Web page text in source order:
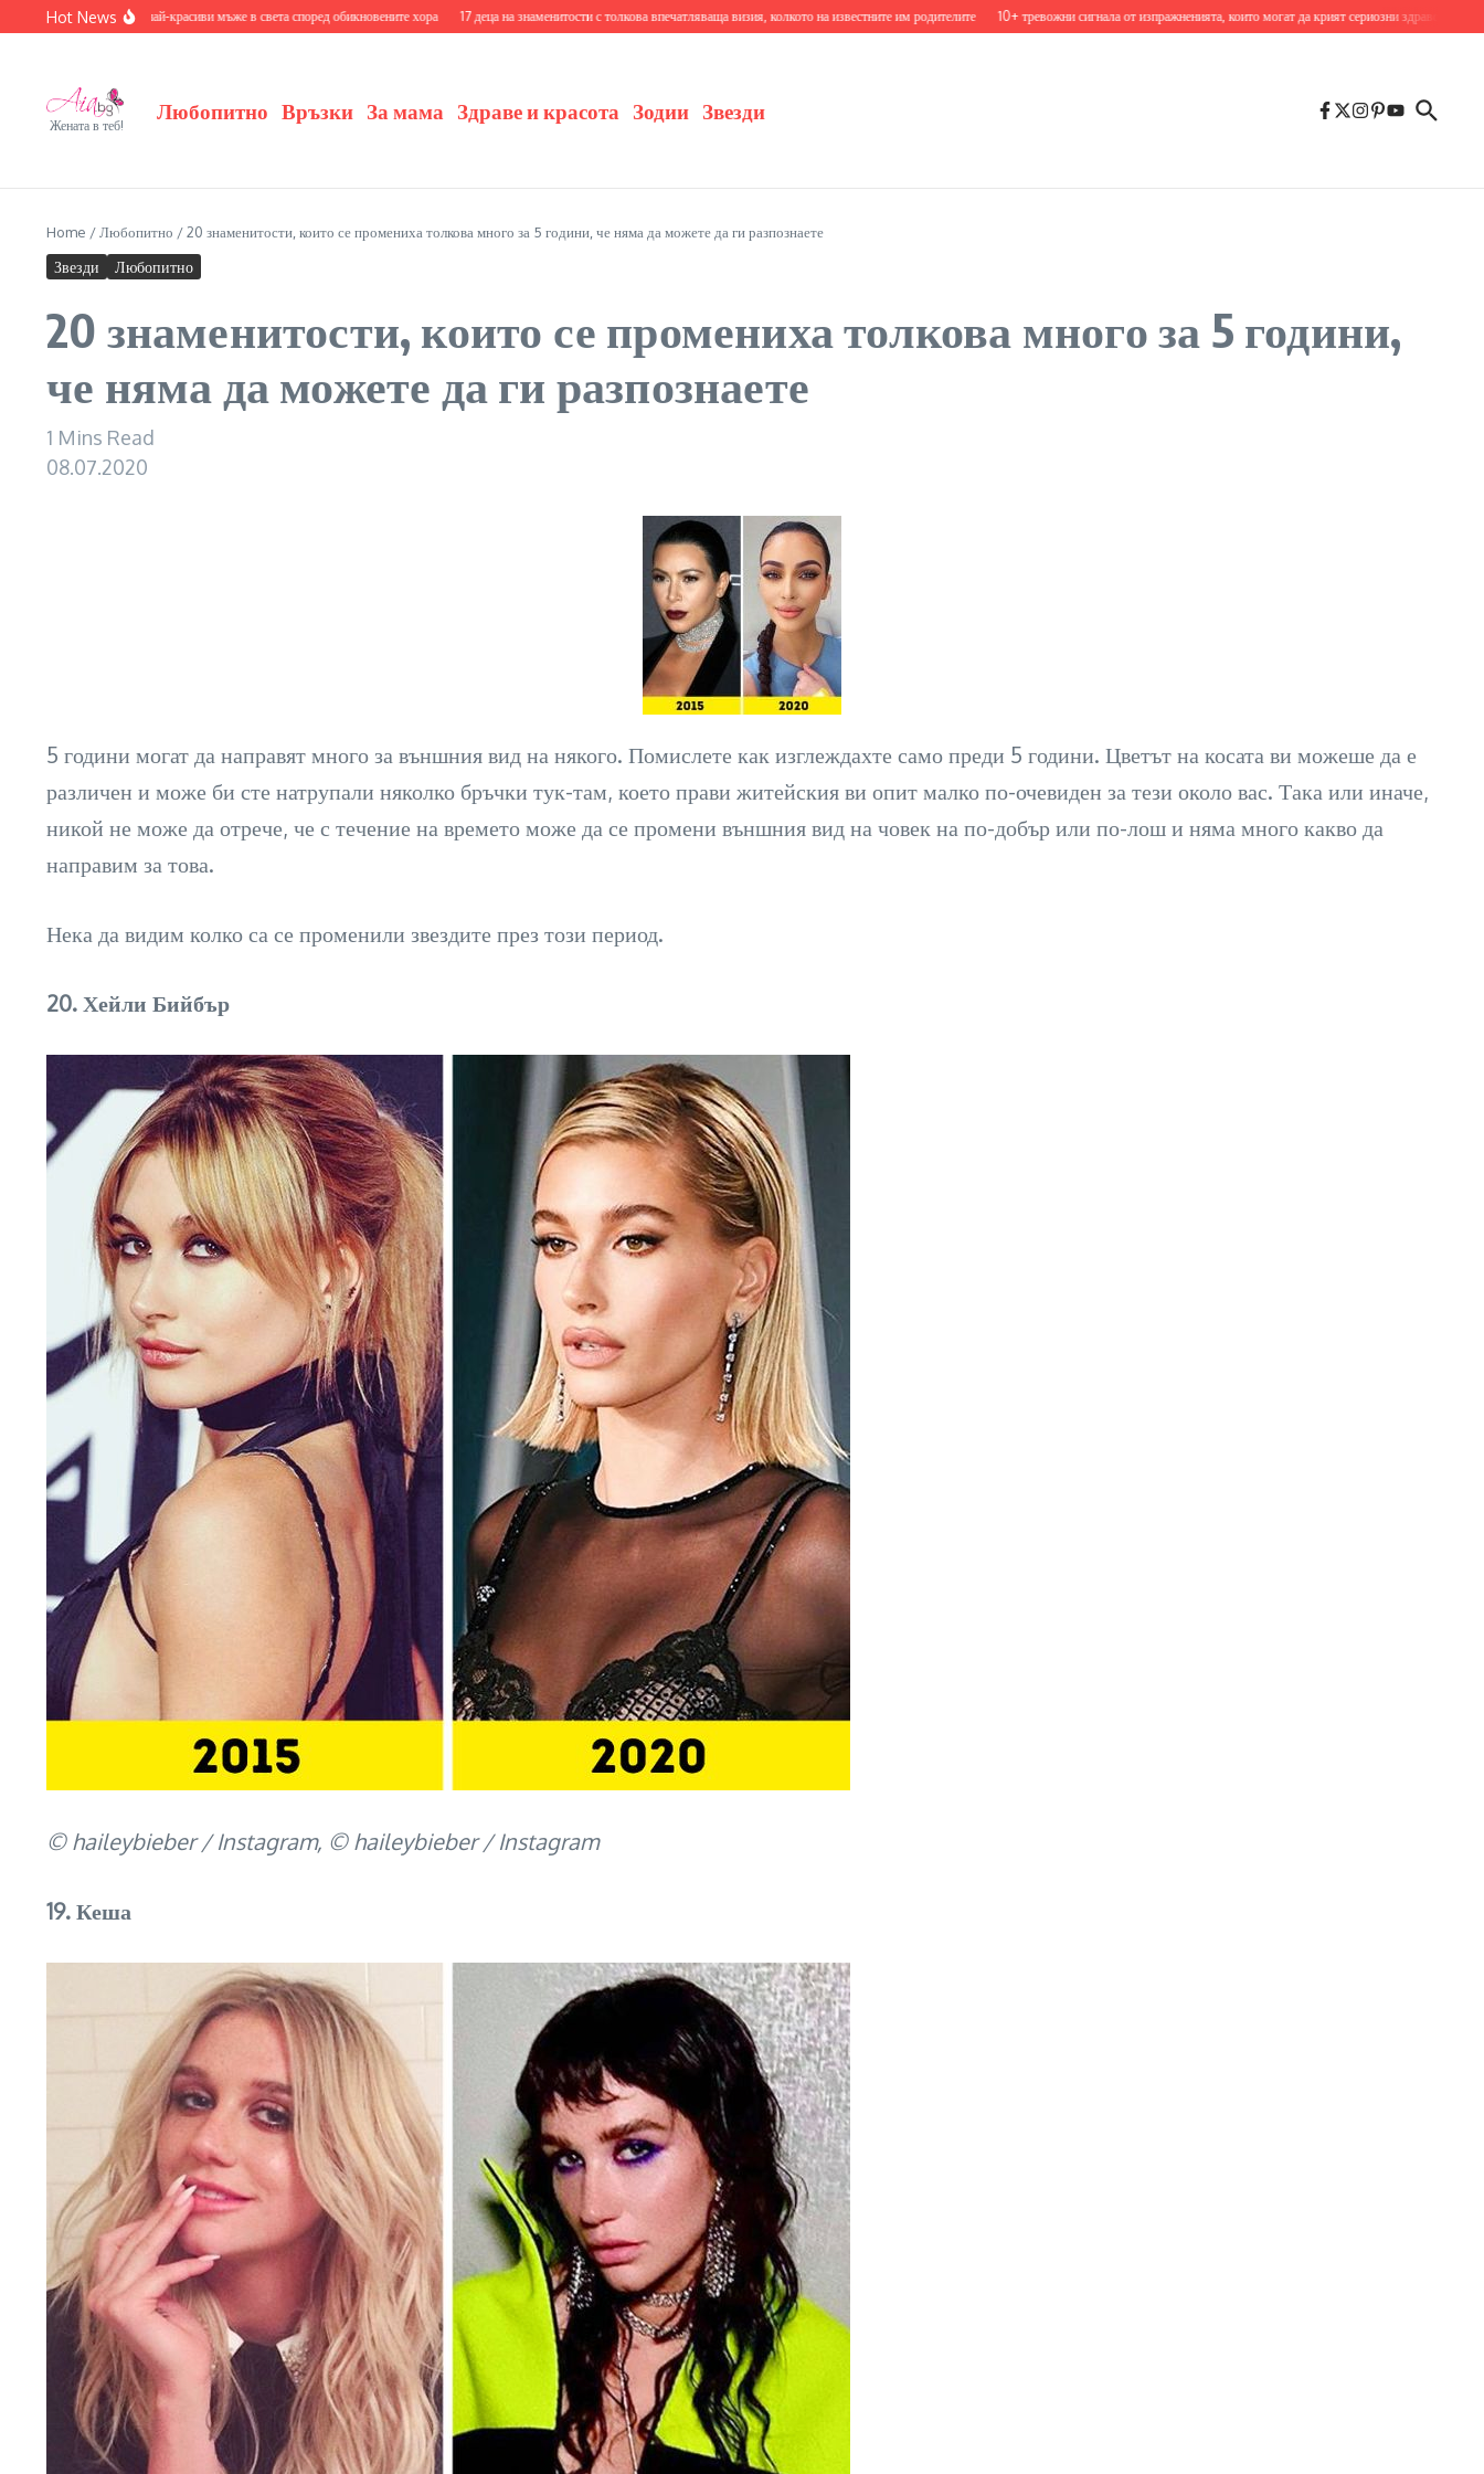
Skip to content
Hot News
се с 20-те най-красиви мъже в света според обикновените хора 17 деца на знаменитости с толкова впечатляваща визия, колкото на известните им родителите 10+ тревожни сигнала от изпражненията, които могат да крият сериозни здравословни проблеми
Жената в теб!
Любопитно Връзки За мама Здраве и красота Зодии Звезди
Home /Любопитно /20 знаменитости, които се промениха толкова много за 5 години, че няма да можете да ги разпознаете
Звезди Любопитно
20 знаменитости, които се промениха толкова много за 5 години,
че няма да можете да ги разпознаете
1 Mins Read
08.07.2020
5 години могат да направят много за външния вид на някого. Помислете как изглеждахте само преди 5 години. Цветът на косата ви можеше да е
различен и може би сте натрупали няколко бръчки тук-там, което прави житейския ви опит малко по-очевиден за тези около вас. Така или иначе,
никой не може да отрече, че с течение на времето може да се промени външния вид на човек на по-добър или по-лош и няма много какво да
направим за това.
Нека да видим колко са се променили звездите през този период.
20. Хейли Бийбър
© haileybieber / Instagram, © haileybieber / Instagram
19. Кеша